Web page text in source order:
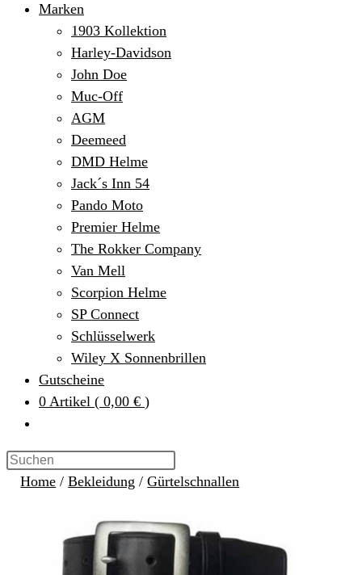
Marken
1903 Kollektion
Harley-Davidson
John Doe
Muc-Off
AGM
Deemeed
DMD Helme
Jack´s Inn 54
Pando Moto
Premier Helme
The Rokker Company
Van Mell
Scorpion Helme
SP Connect
Schlüsselwerk
Wiley X Sonnenbrillen
Gutscheine
0 Artikel ( 0,00 € )
Home / Bekleidung / Gürtelschnallen